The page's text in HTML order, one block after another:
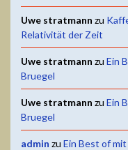
Uwe stratmann zu
Relativität der Zeit
Uwe stratmann zu Ein
Bruegel
Uwe stratmann zu Ein
Bruegel
admin zu Ein Best of